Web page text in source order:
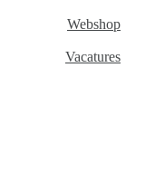
Webshop
Vacatures